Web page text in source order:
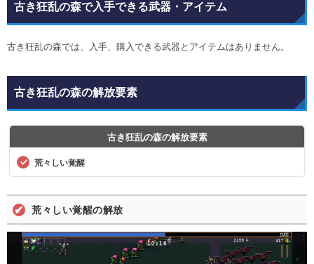
古き狂乱の森で入手できる武器・アイテム
古き狂乱の森では、入手、購入できる武器とアイテムはありません。
古き狂乱の森の解放要素
古き狂乱の森の解放要素
荒々しい覚醒
荒々しい覚醒の解放